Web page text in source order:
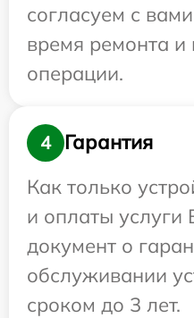
согласуем с
время ремонта
операции.
4
Гарантия
Как только
и оплаты услуги
документ о
обслуживании
сроком до 3 лет.